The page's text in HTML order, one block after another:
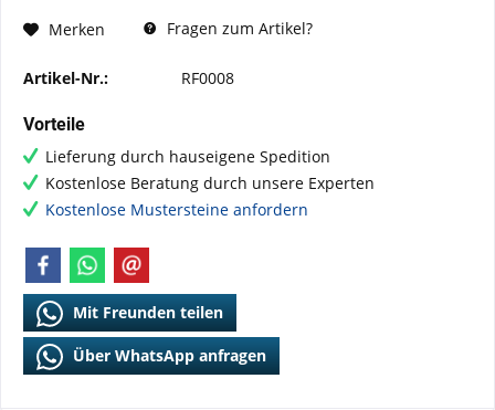
Merken Fragen zum Artikel?
Artikel-Nr.: RF0008
Vorteile
Lieferung durch hauseigene Spedition
Kostenlose Beratung durch unsere Experten
Kostenlose Mustersteine anfordern
Mit Freunden teilen
Über WhatsApp anfragen